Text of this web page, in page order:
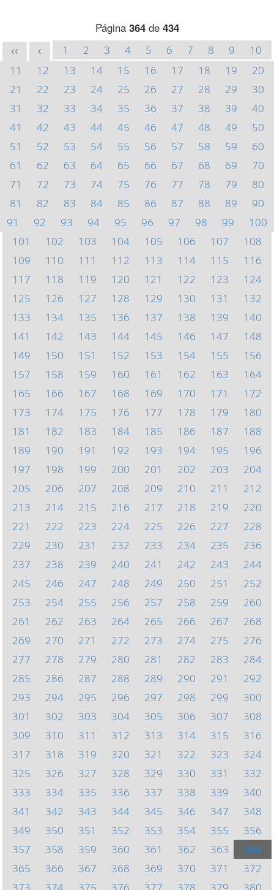
Página 364de 434
<< < 1 2 3 4 5 6 7 8 9
10
11
12 13 14 15 16 17 18 19
20
21
22 23 24 25 26 27 28 29
30
31
32 33 34 35 36 37 38 39
40
41
42 43 44 45 46 47 48 49
50
51
52 53 54 55 56 57 58 59
60
61
62 63 64 65 66 67 68 69
70
71
72 73 74 75 76 77 78 79
80
81
82 83 84 85 86 87 88 89
90
91
92 93 94 95 96 97 98 99
100
101
102 103 104 105 106 107
108
109
110 111 112 113 114 115
116
117
118 119 120 121 122 123
124
125
126 127 128 129 130 131
132
133
134 135 136 137 138 139
140
141
142 143 144 145 146 147
148
149
150 151 152 153 154 155
156
157
158 159 160 161 162 163
164
165
166 167 168 169 170 171
172
173
174 175 176 177 178 179
180
181
182 183 184 185 186 187
188
189
190 191 192 193 194 195
196
197
198 199 200 201 202 203
204
205
206 207 208 209 210 211
212
213
214 215 216 217 218 219
220
221
222 223 224 225 226 227
228
229
230 231 232 233 234 235
236
237
238 239 240 241 242 243
244
245
246 247 248 249 250 251
252
253
254 255 256 257 258 259
260
261
262 263 264 265 266 267
268
269
270 271 272 273 274 275
276
277
278 279 280 281 282 283
284
285
286 287 288 289 290 291
292
293
294 295 296 297 298 299
300
301
302 303 304 305 306 307
308
309
310 311 312 313 314 315
316
317
318 319 320 321 322 323
324
325
326 327 328 329 330 331
332
333
334 335 336 337 338 339
340
341
342 343 344 345 346 347
348
349
350 351 352 353 354 355
356
357
358 359 360 361 362 363
364
365
366 367 368 369 370 371
372